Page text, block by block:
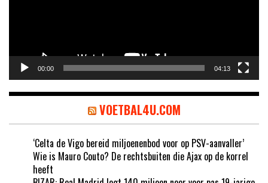
00:00 04:13
VOETBAL4U.COM
‘Celta de Vigo bereid miljoenenbod voor op PSV-aanvaller’
Wie is Mauro Couto? De rechtsbuiten die Ajax op de korrel
heeft